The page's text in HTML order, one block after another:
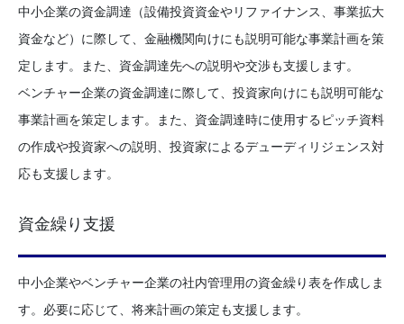
中小企業の資金調達（設備投資資金やリファイナンス、事業拡大
資金など）に際して、金融機関向けにも説明可能な事業計画を策
定します。また、資金調達先への説明や交渉も支援します。
ベンチャー企業の資金調達に際して、投資家向けにも説明可能な
事業計画を策定します。また、資金調達時に使用するピッチ資料
の作成や投資家への説明、投資家によるデューディリジェンス対
応も支援します。
資金繰り支援
中小企業やベンチャー企業の社内管理用の資金繰り表を作成しま
す。必要に応じて、将来計画の策定も支援します。